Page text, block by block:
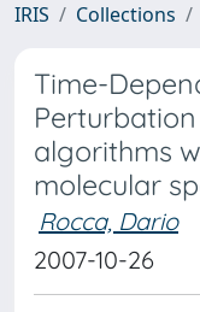
IRIS Collections
Time-
algorithms
molecular
Rocca, Dario
2007-10-26